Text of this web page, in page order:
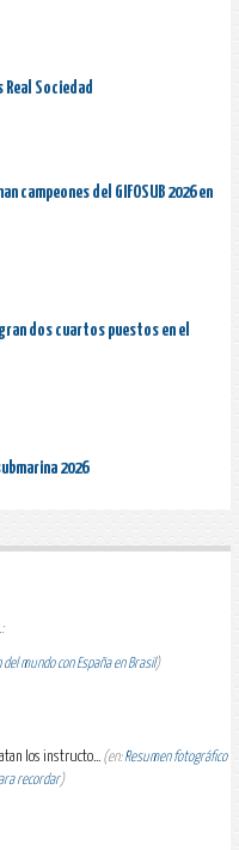
Real Sociedad
campeones del GIFOSUB 2026 en
dos cuartos puestos en el
2026
mundo con España en Brasil)
los instructo... (en:Resumen fotográfico
recordar)